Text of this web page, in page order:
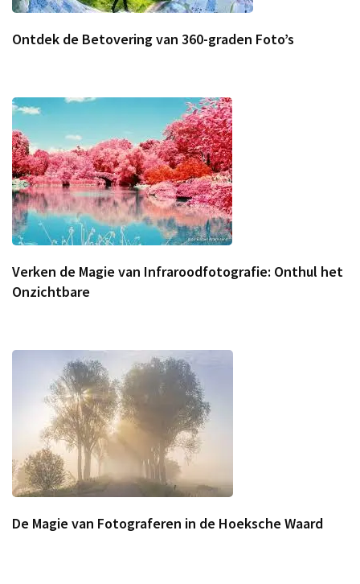
Ontdek de Betovering van 360-graden Foto’s
Verken de Magie van Infraroodfotografie: Onthul het
Onzichtbare
De Magie van Fotograferen in de Hoeksche Waard